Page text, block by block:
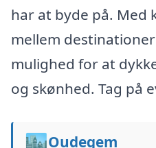
har at byde på. Med
mellem
mulighed for at
og skønhed. Tag på
🏙️Oudegem